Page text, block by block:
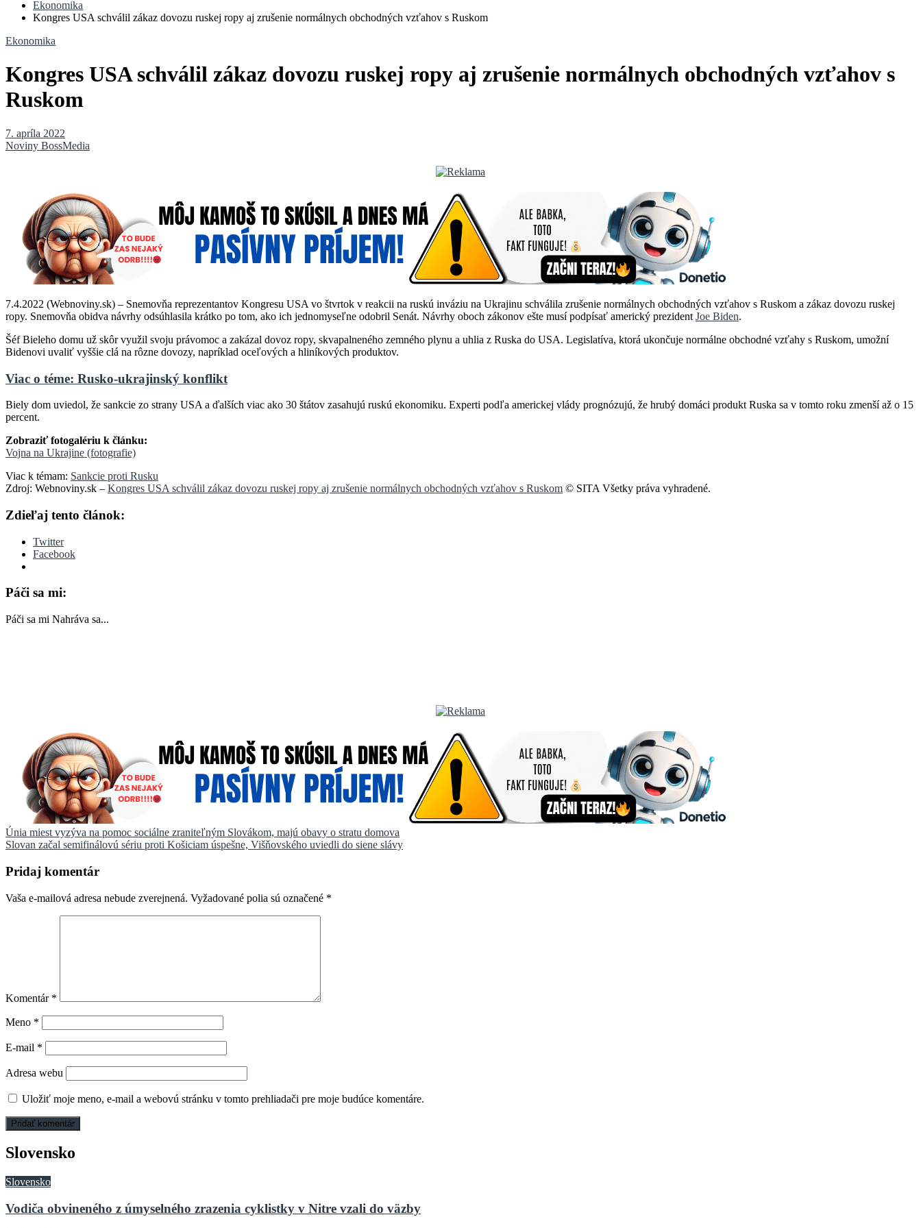
Ekonomika
Kongres USA schválil zákaz dovozu ruskej ropy aj zrušenie normálnych obchodných vzťahov s Ruskom
Ekonomika
Kongres USA schválil zákaz dovozu ruskej ropy aj zrušenie normálnych obchodných vzťahov s
Ruskom
7. apríla 2022
Noviny BossMedia
7.4.2022 (Webnoviny.sk) – Snemovňa reprezentantov Kongresu USA vo štvrtok v reakcii na ruskú inváziu na Ukrajinu schválila zrušenie normálnych obchodných vzťahov s Ruskom a zákaz dovozu ruskej
ropy. Snemovňa obidva návrhy odsúhlasila krátko po tom, ako ich jednomyseľne odobril Senát. Návrhy oboch zákonov ešte musí podpísať americký prezident Joe Biden.
Šéf Bieleho domu už skôr využil svoju právomoc a zakázal dovoz ropy, skvapalneného zemného plynu a uhlia z Ruska do USA. Legislatíva, ktorá ukončuje normálne obchodné vzťahy s Ruskom, umožní
Bidenovi uvaliť vyššie clá na rôzne dovozy, napríklad oceľových a hliníkových produktov.
Viac o téme: Rusko-ukrajinský konflikt
Biely dom uviedol, že sankcie zo strany USA a ďalších viac ako 30 štátov zasahujú ruskú ekonomiku. Experti podľa americkej vlády prognózujú, že hrubý domáci produkt Ruska sa v tomto roku zmenší až o 15
percent.
Zobraziť fotogalériu k článku:
Vojna na Ukrajine (fotografie)
Viac k témam: Sankcie proti Rusku
Zdroj: Webnoviny.sk – Kongres USA schválil zákaz dovozu ruskej ropy aj zrušenie normálnych obchodných vzťahov s Ruskom © SITA Všetky práva vyhradené.
Zdieľaj tento článok:
Twitter
Facebook
Páči sa mi:
Páči sa mi Nahráva sa...
Navigácia
v
článku
Únia miest vyzýva na pomoc sociálne zraniteľným Slovákom, majú obavy o stratu domova
Slovan začal semifinálovú sériu proti Košiciam úspešne, Višňovského uviedli do siene slávy
Pridaj komentár
Vaša e-mailová adresa nebude zverejnená. Vyžadované polia sú označené *
Komentár *
Meno *
E-mail *
Adresa webu
Uložiť moje meno, e-mail a webovú stránku v tomto prehliadači pre moje budúce komentáre.
Slovensko
Slovensko
Vodiča obvineného z úmyselného zrazenia cyklistky v Nitre vzali do väzby